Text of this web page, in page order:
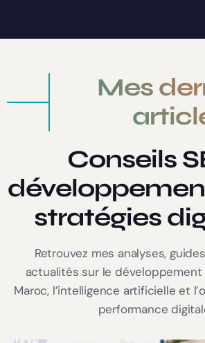
Mes
Conseils
stratégies
Retrouvez mes analyses,
actualités sur le développement
Maroc, l’intelligence artificielle et
performance